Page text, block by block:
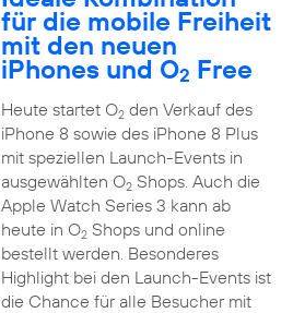
für die mobile Freiheit
mit den neuen
iPhones und O2 Free
Heute startet O2den Verkauf des
iPhone 8 sowie des iPhone 8 Plus
mit speziellen Launch-Events in
ausgewählten O2Shops. Auch die
Apple Watch Series 3 kann ab
heute in O2Shops und online
bestellt werden. Besonderes
Highlight bei den Launch-Events ist
die Chance für alle Besucher mit